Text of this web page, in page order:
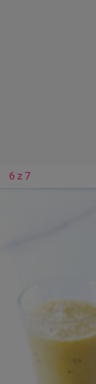
6 z 7